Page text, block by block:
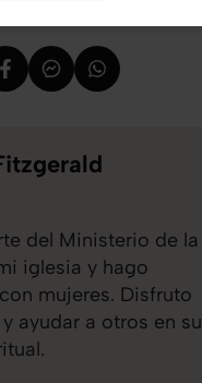
del Ministerio de la
iglesia y hago
mujeres. Disfruto
ayudar a otros en su